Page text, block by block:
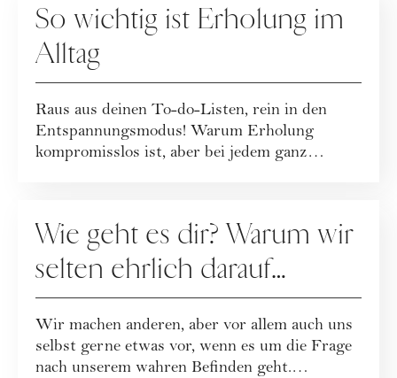
So wichtig ist Erholung im
Alltag
Raus aus deinen To-do-Listen, rein in den
Entspannungsmodus! Warum Erholung
kompromisslos ist, aber bei jedem ganz
Wie geht es dir? Warum wir
selten ehrlich darauf
antworten ...
Wir machen anderen, aber vor allem auch uns
selbst gerne etwas vor, wenn es um die Frage
nach unserem wahren Befinden geht.